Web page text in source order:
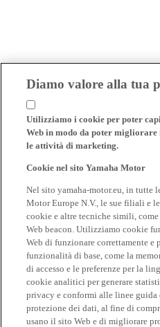
Diamo valore alla tua
Utilizziamo i cookie per poter
Web in modo da poter
le attività di marketing.
Cookie nel sito Yamaha Motor
Nel sito yamaha-motor.eu, in tutte
Motor Europe N.V., le sue filiali e
cookie e altre tecniche simili,
Web beacon. Utilizziamo cookie
Web di funzionare correttamente e
funzionalità di base, come la
di accesso e le preferenze per la
cookie analitici per generare
privacy e conformi alle linee
protezione dei dati, al fine di
usano il sito Web e di migliorare